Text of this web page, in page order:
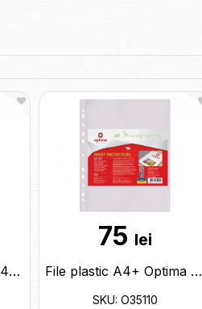
File plastic A3 Optima 40mk (50buc) verticale O35111
75 lei
File plastic A4+ Optima 80mk (50buc) Extra O35110
SKU: O35110